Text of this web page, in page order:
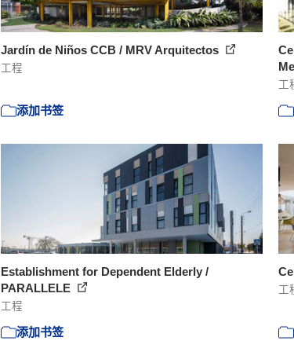
Jardín de Niños CCB / MRV Arquitectos
工程
添加书签
工
Establishment for Dependent Elderly /
PARALLELE
工程
添加书签
工